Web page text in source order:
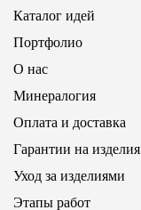
Каталог идей
Портфолио
О нас
Минералогия
Оплата и доставка
Гарантии на изделия
Уход за изделиями
Этапы работ